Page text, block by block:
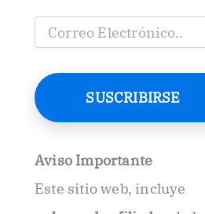
C
e
o
E
c
t
r
SUSCRIBIRSE
Aviso Importante
Este sitio web, incluye